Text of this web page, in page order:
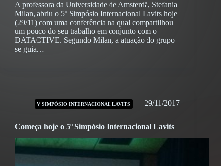
A professora da Universidade de Amsterdã, Stefania
Milan, abriu o 5º Simpósio Internacional Lavits hoje
(29/11) com uma conferência na qual compartilhou
um pouco do seu trabalho em conjunto com o
DATACTIVE. Segundo Milan, a atuação do grupo
se guia…
V SIMPÓSIO INTERNACIONAL LAVITS 29/11/2017
Começa hoje o 5º Simpósio Internacional Lavits